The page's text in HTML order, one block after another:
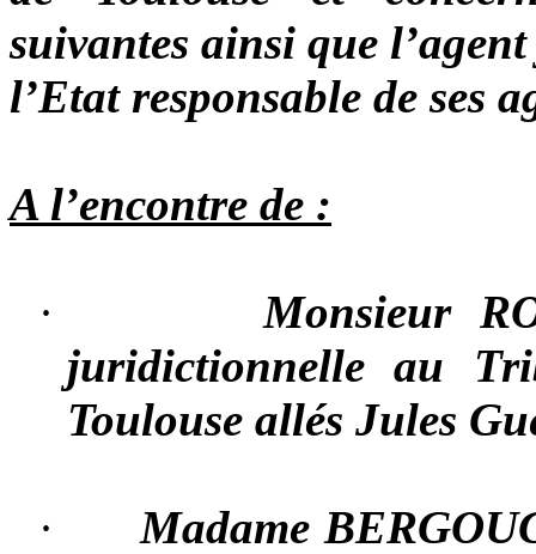
suivantes ainsi que
l’Etat responsable de ses
A l’encontre de :
·
Monsieur
juridictionnelle au
Toulouse allés Jules
·
Madame